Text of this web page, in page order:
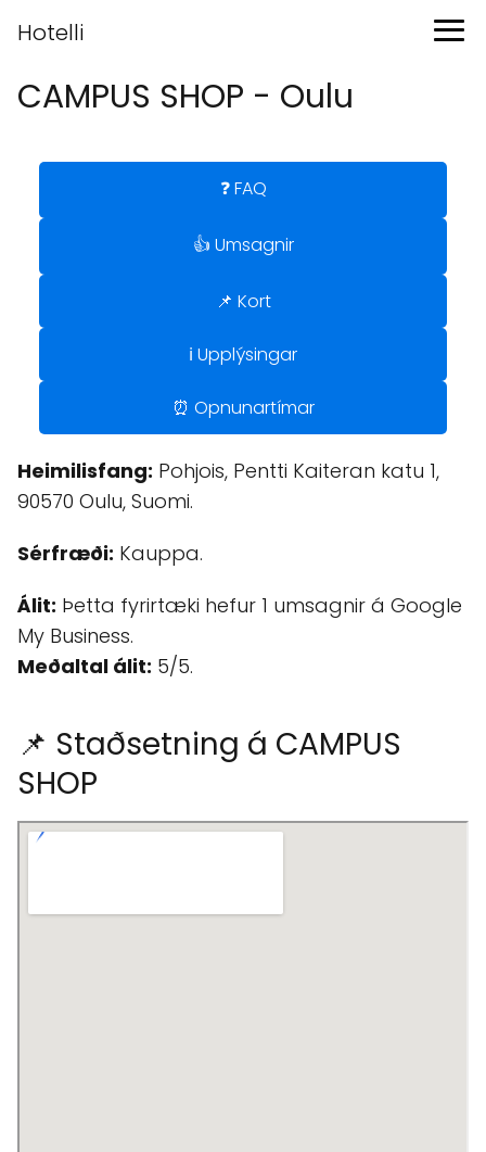
Hotelli
CAMPUS SHOP - Oulu
❓ FAQ
👍 Umsagnir
📌 Kort
ℹ️ Upplýsingar
⏰ Opnunartímar
Heimilisfang: Pohjois, Pentti Kaiteran katu 1,
90570 Oulu, Suomi.
Sérfræði: Kauppa.
Álit: Þetta fyrirtæki hefur 1 umsagnir á Google
My Business.
Meðaltal álit: 5/5.
📌 Staðsetning á CAMPUS
SHOP